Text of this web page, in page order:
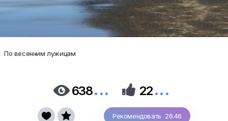
По весенним лужицам
 638...  22...
Рекомендовать 26.46
 